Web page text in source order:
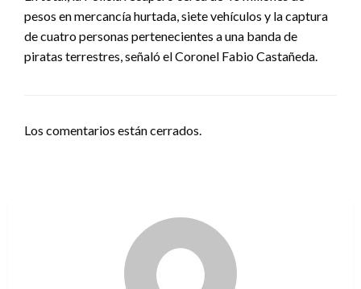
pesos en mercancía hurtada, siete vehículos y la captura
de cuatro personas pertenecientes a una banda de
piratas terrestres, señaló el Coronel Fabio Castañeda.
Los comentarios están cerrados.